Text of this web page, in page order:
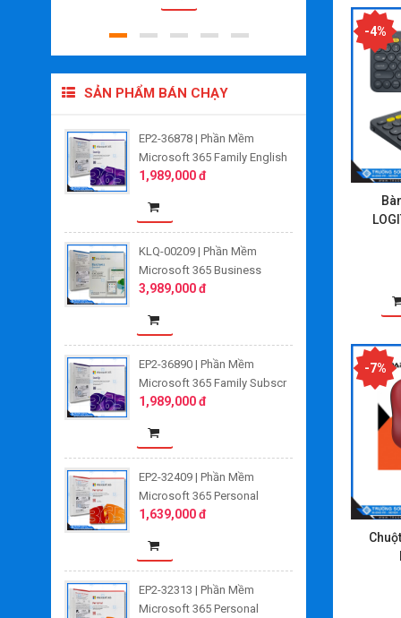
SẢN PHẨM BÁN CHẠY
EP2-36878 | Phần Mềm
Microsoft 365 Family English
APAC Subscr 1YR Medialess
1,989,000 đ
KLQ-00209 | Phần Mềm
Microsoft 365 Business
Standard Retail All Lng APAC
NR ESD/ Digital key
3,989,000 đ
EP2-36890 | Phần Mềm
Microsoft 365 Family Subscr
PK Lic 1YR Online APAC EM
1,989,000 đ
EP2-32409 | Phần Mềm
Microsoft 365 Personal
English APAC Subscr 1YR
1,639,000 đ
EP2-32313 | Phần Mềm
Microsoft 365 Personal
-4%
-7%